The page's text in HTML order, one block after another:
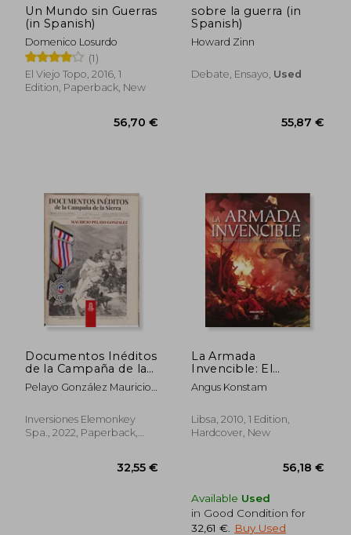
36,09 €
Un Mundo sin Guerras
(in Spanish)
Domenico Losurdo
(1)
El Viejo Topo, 2016, 1
Edition, Paperback, New
sobre la guerra (in
Spanish)
Howard Zinn
Debate, Ensayo, Used
Documentos Inéditos
de la Campaña de la
Sierra (in Spanish)
Pelayo González Mauricio
Inversiones Elemonkey
Spa., 2022, Paperback,
La Armada
Invencible: El
Fracasado Plan
Español Contra
(Momentos Decisivos
de la Historia) (in
Angus Konstam
Libsa, 2010, 1 Edition,
Hardcover, New
Available Used
in Good Condition for
32,61 €
Buy Used